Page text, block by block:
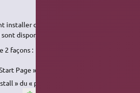
installer des plugins en plus dans
disponibles pour l'instant.
2 façons :
Page »
» du « plugin manager »